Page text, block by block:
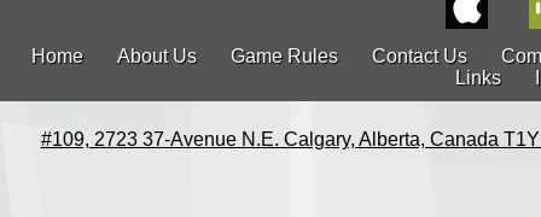
Home About Us Game Rules Contact Us
Links
#109, 2723 37-Avenue N.E. Calgary, Alberta, Canada